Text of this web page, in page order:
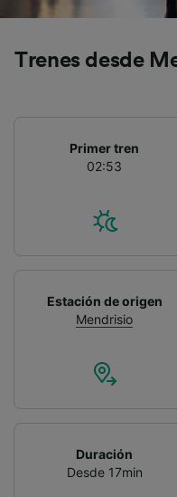
Trenes desde
Primer tren
02:53
Estación de origen
Mendrisio
Duración
Desde 17min
publicidad y
Lista de asociados